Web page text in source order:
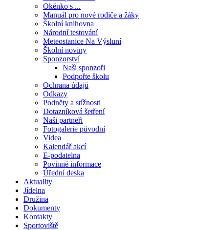
Okénko s ...
Manuál pro nové rodiče a žáky
Školní knihovna
Národní testování
Meteostanice Na Výsluní
Školní noviny
Sponzorství
Naši sponzoři
Podpořte školu
Ochrana údajů
Odkazy
Podněty a stížnosti
Dotazníková šetření
Naši partneři
Fotogalerie původní
Videa
Kalendář akcí
E-podatelna
Povinné informace
Úřední deska
Aktuality
Jídelna
Družina
Dokumenty
Kontakty
Sportoviště